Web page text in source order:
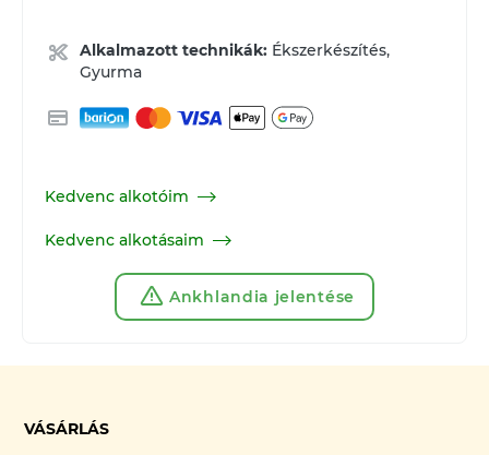
Alkalmazott technikák: Ékszerkészítés,
Gyurma
Kedvenc alkotóim
Kedvenc alkotásaim
Ankhlandia jelentése
VÁSÁRLÁS